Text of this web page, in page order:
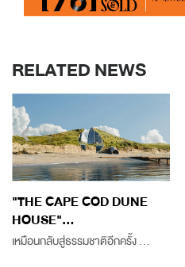
RELATED NEWS
"THE CAPE COD DUNE
HOUSE"...
เหมือนกลับสู่ธรรมชาติอีกครั้ง ...